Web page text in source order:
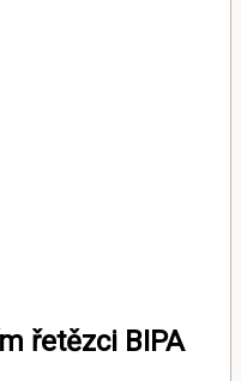
řetězci BIPA